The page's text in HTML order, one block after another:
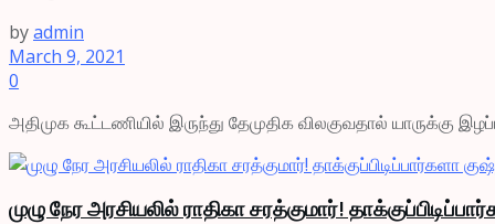
byadmin
March 9, 2021
0
அதிமுக கூட்டணியில் இருந்து தேமுதிக விலகுவதால் யாருக்கு
முழு நேர அரசியலில் ராதிகா சரத்குமார்!